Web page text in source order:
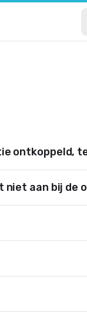
ontkoppeld,
niet aan bij